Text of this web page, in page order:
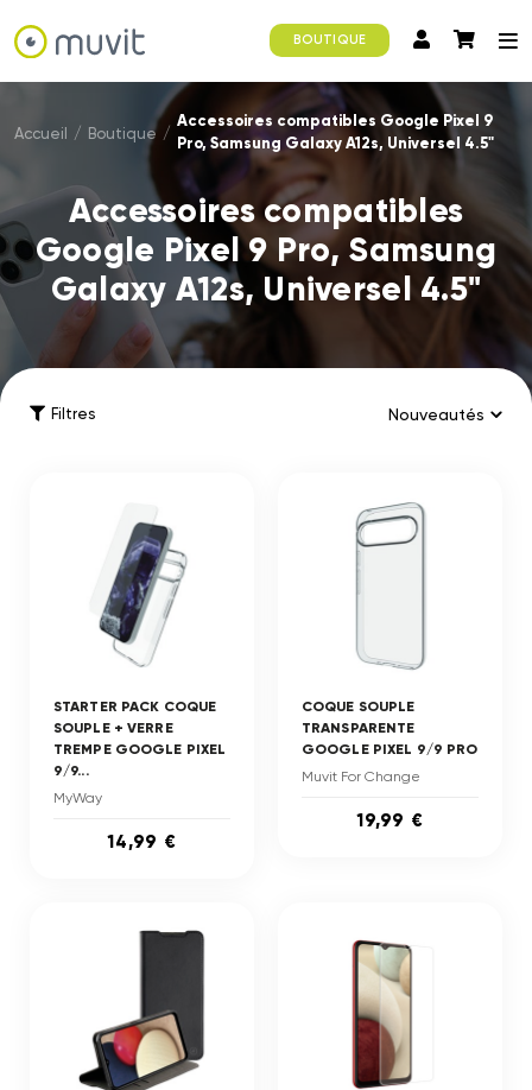
BOUTIQUE
Accueil / Boutique /
Accessoires compatibles Google Pixel 9
Pro, Samsung Galaxy A12s, Universel 4.5"
Accessoires compatibles
Google Pixel 9 Pro, Samsung
Galaxy A12s, Universel 4.5"
Filtres
STARTER PACK COQUE
SOUPLE + VERRE
TREMPE GOOGLE PIXEL
9/9...
MyWay
14,99 €
COQUE SOUPLE
TRANSPARENTE
GOOGLE PIXEL 9/9 PRO
Muvit For Change
19,99 €